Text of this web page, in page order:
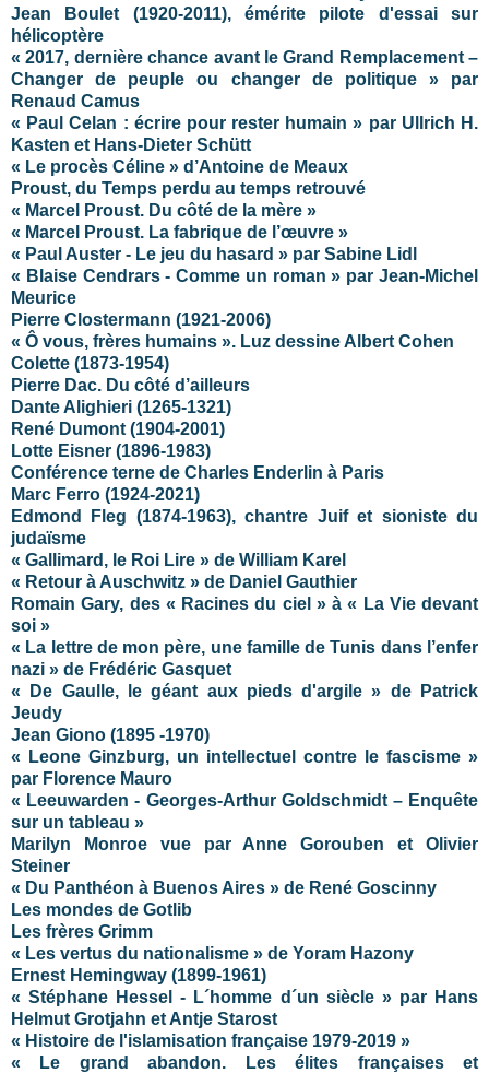
Jean Boulet (1920-2011), émérite pilote d'essai sur
hélicoptère
« 2017, dernière chance avant le Grand Remplacement –
Changer de peuple ou changer de politique » par
Renaud Camus
« Paul Celan : écrire pour rester humain » par Ullrich H.
Kasten et Hans-Dieter Schütt
« Le procès Céline » d’Antoine de Meaux
Proust, du Temps perdu au temps retrouvé
« Marcel Proust. Du côté de la mère »
« Marcel Proust. La fabrique de l’œuvre »
« Paul Auster - Le jeu du hasard » par Sabine Lidl
« Blaise Cendrars - Comme un roman » par Jean-Michel
Meurice
Pierre Clostermann (1921-2006)
« Ô vous, frères humains ». Luz dessine Albert Cohen
Colette (1873-1954)
Pierre Dac. Du côté d’ailleurs
Dante Alighieri (1265-1321)
René Dumont (1904-2001)
Lotte Eisner (1896-1983)
Conférence terne de Charles Enderlin à Paris
Marc Ferro (1924-2021)
Edmond Fleg (1874-1963), chantre Juif et sioniste du
judaïsme
« Gallimard, le Roi Lire » de William Karel
« Retour à Auschwitz » de Daniel Gauthier
Romain Gary, des « Racines du ciel » à « La Vie devant
soi »
« La lettre de mon père, une famille de Tunis dans l’enfer
nazi » de Frédéric Gasquet
« De Gaulle, le géant aux pieds d'argile » de Patrick
Jeudy
Jean Giono (1895 -1970)
« Leone Ginzburg, un intellectuel contre le fascisme »
par Florence Mauro
« Leeuwarden - Georges-Arthur Goldschmidt – Enquête
sur un tableau »
Marilyn Monroe vue par Anne Gorouben et Olivier
Steiner
« Du Panthéon à Buenos Aires » de René Goscinny
Les mondes de Gotlib
Les frères Grimm
« Les vertus du nationalisme » de Yoram Hazony
Ernest Hemingway (1899-1961)
« Stéphane Hessel - L´homme d´un siècle » par Hans
Helmut Grotjahn et Antje Starost
« Histoire de l'islamisation française 1979-2019 »
« Le grand abandon. Les élites françaises et